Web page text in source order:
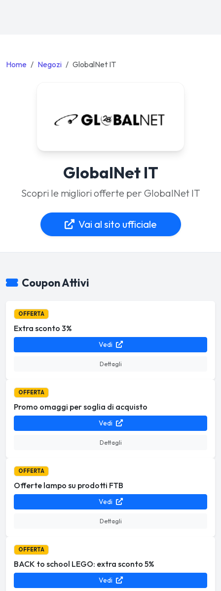
Home Negozi GlobalNet IT
GlobalNet IT
Scopri le migliori offerte per GlobalNet IT
Vai al sito ufficiale
Coupon Attivi
OFFERTA
Extra sconto 3%
Vedi
Dettagli
OFFERTA
Promo omaggi per soglia di acquisto
Vedi
Dettagli
OFFERTA
Offerte lampo su prodotti FTB
Vedi
Dettagli
OFFERTA
BACK to school LEGO: extra sconto 5%
Vedi